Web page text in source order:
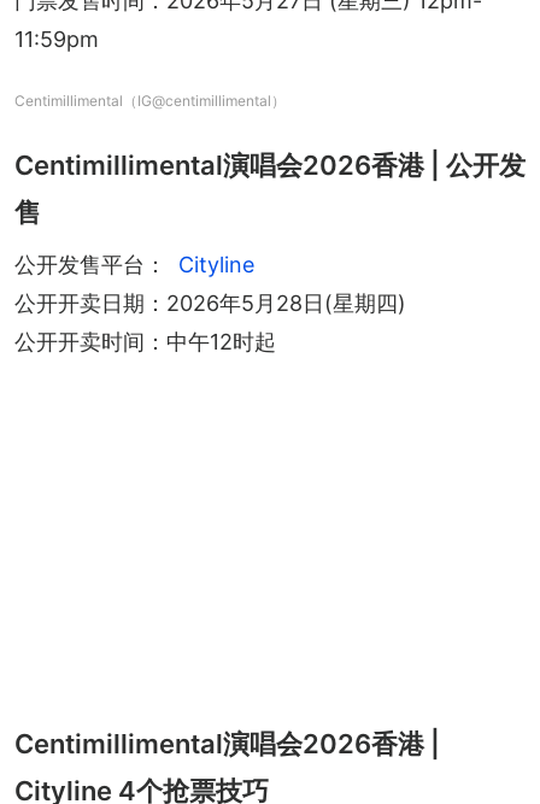
11:59pm
Centimillimental（IG@centimillimental）
Centimillimental演唱会2026香港 | 公开发
售
公开发售平台：
Cityline
公开开卖日期：2026年5月28日(星期四)
公开开卖时间：中午12时起
Centimillimental演唱会2026香港 |
Cityline 4个抢票技巧